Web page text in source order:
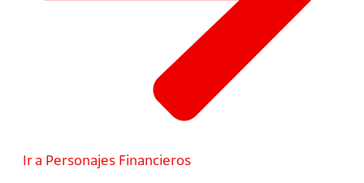
Ir a Personajes Financieros